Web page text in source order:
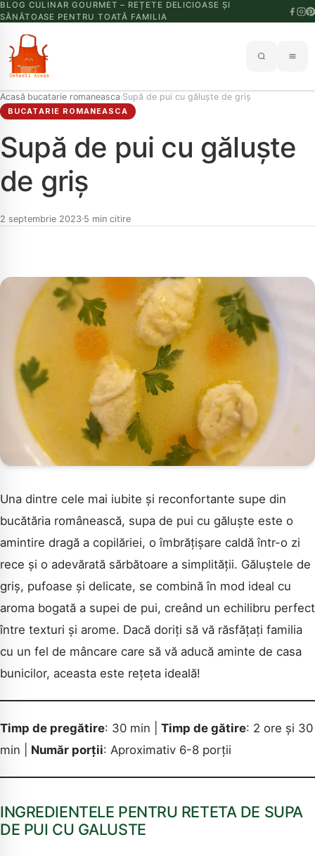
BLOG CULINAR GOURMET – REȚETE DELICIOASE ȘI
SĂNĂTOASE PENTRU TOATĂ FAMILIA
Acasă›bucatarie romaneasca›Supă de pui cu găluște de griș
BUCATARIE ROMANEASCA
Supă de pui cu găluște
de griș
2 septembrie 2023 5 min citire
Una dintre cele mai iubite și reconfortante supe din
bucătăria românească, supa de pui cu găluște este o
amintire dragă a copilăriei, o îmbrățișare caldă într-o zi
rece și o adevărată sărbătoare a simplității. Găluștele de
griș, pufoase și delicate, se combină în mod ideal cu
aroma bogată a supei de pui, creând un echilibru perfect
între texturi și arome. Dacă doriți să vă răsfățați familia
cu un fel de mâncare care să vă aducă aminte de casa
bunicilor, aceasta este rețeta ideală!
Timp de pregătire: 30 min | Timp de gătire: 2 ore și 30
min | Număr porții: Aproximativ 6-8 porții
INGREDIENTELE PENTRU RETETA DE SUPA
DE PUI CU GALUSTE